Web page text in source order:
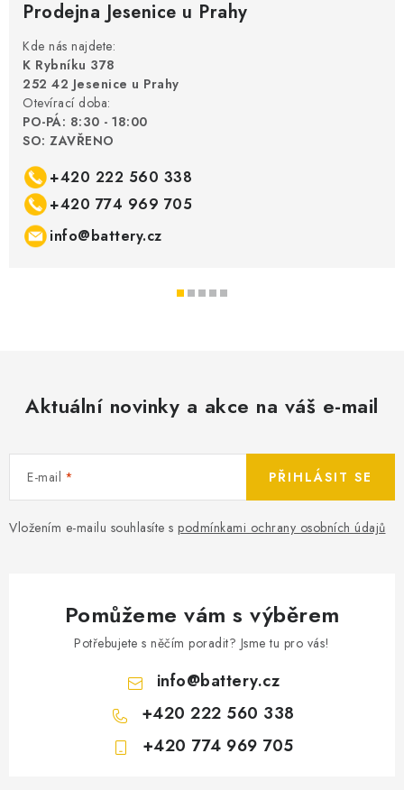
Prodejna Jesenice u Prahy
Kde nás najdete:
K Rybníku 378
252 42 Jesenice u Prahy
Otevírací doba:
PO-PÁ: 8:30 - 18:00
SO: ZAVŘENO
+420 222 560 338
+420 774 969 705
info@battery.cz
Aktuální novinky a akce na váš e-mail
E-mail
Vložením e-mailu souhlasíte s podmínkami ochrany osobních údajů
PŘIHLÁSIT SE
Pomůžeme vám s výběrem
Potřebujete s něčím poradit? Jsme tu pro vás!
info@battery.cz
+420 222 560 338
+420 774 969 705